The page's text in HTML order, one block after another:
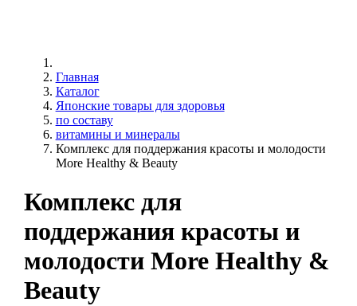
Главная
Каталог
Японские товары для здоровья
по составу
витамины и минералы
Комплекс для поддержания красоты и молодости
More Healthy & Beauty
Комплекс для
поддержания красоты и
молодости More Healthy &
Beauty